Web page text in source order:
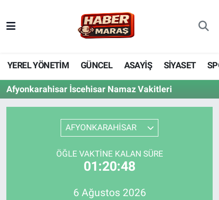
YEREL YÖNETİM GÜNCEL ASAYİŞ SİYASET
Afyonkarahisar İscehisar Namaz Vakitleri
AFYONKARAHİSAR
ÖĞLE VAKTINE KALAN SÜRE
01:20:48
6 Ağustos 2026
YEREL YÖNETİM
GÜNCEL
BİLİM VE TEKNOLOJİ
Nöbetçi Eczaneler
Hava Durumu
Trafik Durumu
Tüm Manşetler
Son Dakika Haberleri